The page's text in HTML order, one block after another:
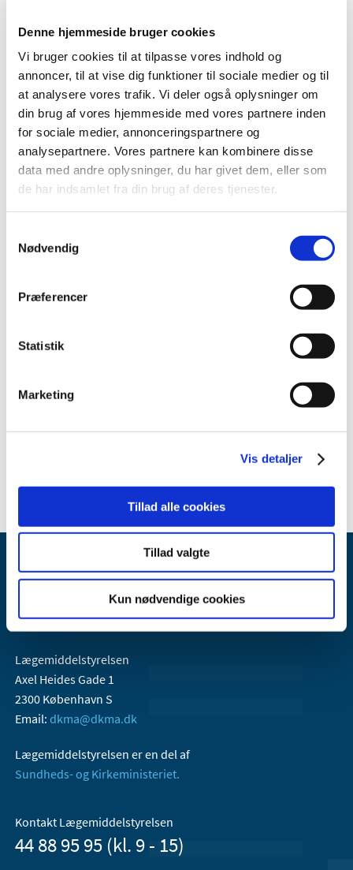
Denne hjemmeside bruger cookies
Vi bruger cookies til at tilpasse vores indhold og
annoncer, til at vise dig funktioner til sociale medier og til
at analysere vores trafik. Vi deler også oplysninger om
din brug af vores hjemmeside med vores partnere inden
for sociale medier, annonceringspartnere og
analysepartnere. Vores partnere kan kombinere disse
data med andre oplysninger, du har givet dem, eller som
de har indsamlet fra din brug af deres tjenester.
Nødvendig
Præferencer
Statistik
Marketing
Vis detaljer
Tillad alle cookies
Tillad valgte
Kun nødvendige cookies
Alle (110)
TID
2024 (5)
2023 (4)
2022 (3)
2021 (1)
2020 (15)
november (1)
marts (3)
2016 (24)
Relateret indhold
Apoteker
Lægemiddelstyrelsen
Axel Heides Gade 1
2300 København S
Email: dkma@dkma.dk
Lægemiddelstyrelsen er en del af
Sundheds- og Kirkeministeriet.
Kontakt Lægemiddelstyrelsen
44 88 95 95 (kl. 9 - 15)